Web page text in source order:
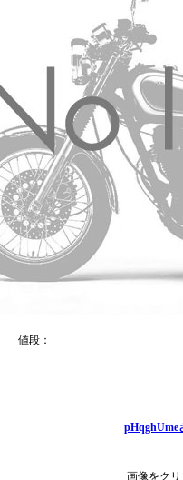
： 値段：
pHqghUme
画像をクリ